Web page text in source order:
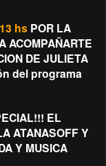
hs POR LA
ACOMPAÑARTE
DE JULIETA
del programa
EL
ATANASOFF Y
Y MUSICA